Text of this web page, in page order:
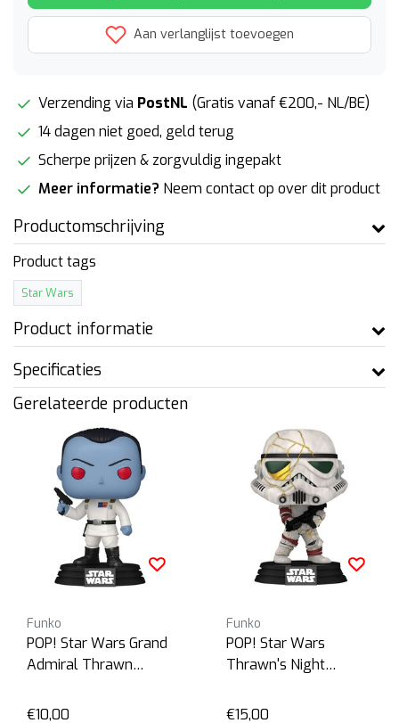
Aan verlanglijst toevoegen
Verzending via PostNL (Gratis vanaf €200,- NL/BE)
14 dagen niet goed, geld terug
Scherpe prijzen & zorgvuldig ingepakt
Meer informatie? Neem contact op over dit product
Productomschrijving
Product tags
Star Wars
Product informatie
Specificaties
Gerelateerde producten
Funko
POP! Star Wars Grand
Admiral Thrawn
€10,00
Funko
POP! Star Wars
Thrawn's Night
€15,00